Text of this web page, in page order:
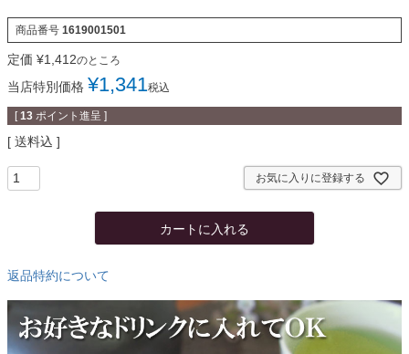
商品番号 1619001501
定価 ¥1,412のところ
当店特別価格 ¥1,341税込
[ 13 ポイント進呈 ]
送料込
お気に入りに登録する
カートに入れる
返品特約について